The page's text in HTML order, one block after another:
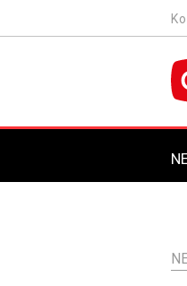
zum
MENU